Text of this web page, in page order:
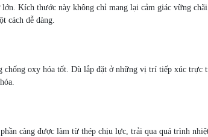
Kích thước này không chỉ mang lại cảm giác vững
cách dễ dàng.
chống oxy hóa tốt. Dù lắp đặt ở những vị trí tiếp xúc
càng được làm từ thép chịu lực, trải qua quá trình